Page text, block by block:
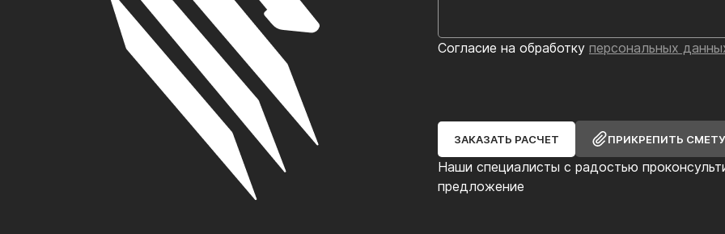
Наши специалисты с радостью
предложение
Согласие на обработку персональных
ЗАКАЗАТЬ РАСЧЕТ ПРИКРЕПИТЬ СМЕТУ